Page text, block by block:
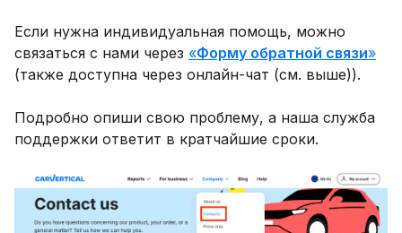
Если нужна индивидуальная помощь, можно
связаться с нами через «Форму обратной связи»
(также доступна через онлайн-чат (см. выше)).
Подробно опиши свою проблему, а наша служба
поддержки ответит в кратчайшие сроки.